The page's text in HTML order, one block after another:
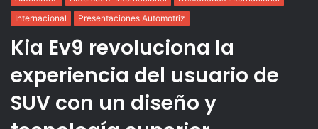
Internacional
Presentaciones Automotriz
Kia Ev9 revoluciona la
experiencia del usuario de
SUV con un diseño y